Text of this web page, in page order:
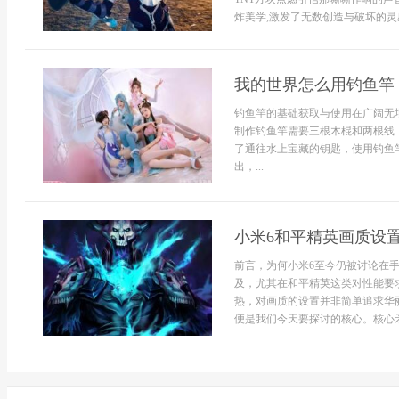
炸美学,激发了无数创造与破坏的
我的世界怎么用钓鱼
钓鱼竿的基础获取与使用在广阔
制作钓鱼竿需要三根木棍和两根
了通往水上宝藏的钥匙，使用钓
出，...
小米6和平精英画质设
前言，为何小米6至今仍被讨论在
及，尤其在和平精英这类对性能
热，对画质的设置并非简单追求
便是我们今天要探讨的核心。核